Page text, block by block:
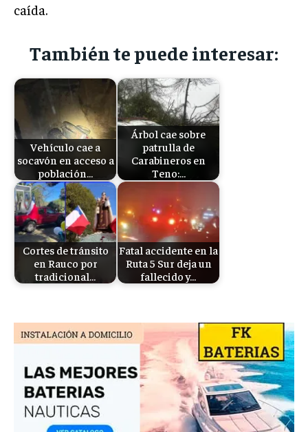
caída.
También te puede interesar:
Vehículo cae a
socavón en acceso a
población…
Árbol cae sobre
patrulla de
Carabineros en
Teno:…
Cortes de tránsito
en Rauco por
tradicional…
Fatal accidente en la
Ruta 5 Sur deja un
fallecido y…